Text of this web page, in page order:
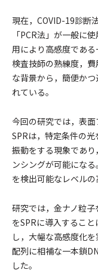
現在，COVID-19診断
「PCR法」が一般に
用により高感度である
検査技師の熟練度，
な背景から，簡便か
れている。
今回の研究では，表面
SPRは，特定条件の
振動をする現象であ
ンシングが可能にな
を検出可能なレベルの
研究では，金ナノ粒
をSPRに導入するこ
し，大幅な高感度化
配列に相補な一本鎖
した。